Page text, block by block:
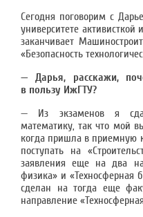
Сегодня поговорим с
университете
заканчивает
«Безопасность
— Дарья, расскажи,
в пользу ИжГТУ?
— Из экзаменов я
математику, так что мой
когда пришла в приемную
поступать на
заявления еще на два
физика» и «Техносферная
сделан на тогда еще
направление